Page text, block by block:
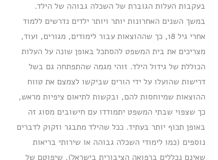
בעקבות העלות הגוברת של השכלה גבוהה של הילד.
במשך השנים האחרונות יותר ויותר ילדים נדרשים ללמוד
אחרי גיל 18, כך שההוצאות עבור לימודים, מגורים, ועוד,
מצריכים את בית המשפט להסתכל באופן שונה על העלות
הכוללת של גידול הילד. זוהי מגמה שהתפתחה גם בשל
דרישות שהועלו על ידי הורים שביקשו לצמצם את טווח
ההוצאות שמיוחסות להם, ובקשות לתיאום ציפיות מראש,
כך שצפוי שבתי המשפט יתמודדו עם חישובים מסוג זה
באופן תכוף יותר בעתיד. ככל שהילד מתבגר וזקוק לדברים
נוספים (כמו לימודי השכלה גבוהה או שירותי בריאות
שאינם נכללים ברפואה הציבורית בישראל), שיפוטם של